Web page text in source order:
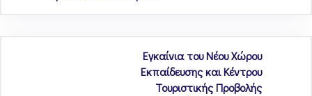
Εγκαίνια του Νέου Χώρου
Εκπαίδευσης και Κέντρου
Τουριστικής Προβολής